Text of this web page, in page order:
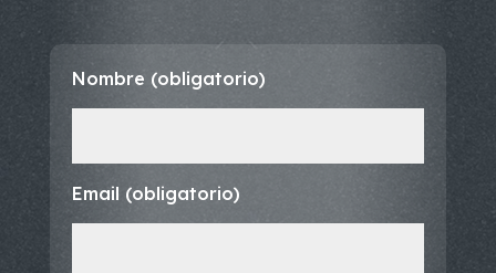
Nombre (obligatorio)
Email (obligatorio)